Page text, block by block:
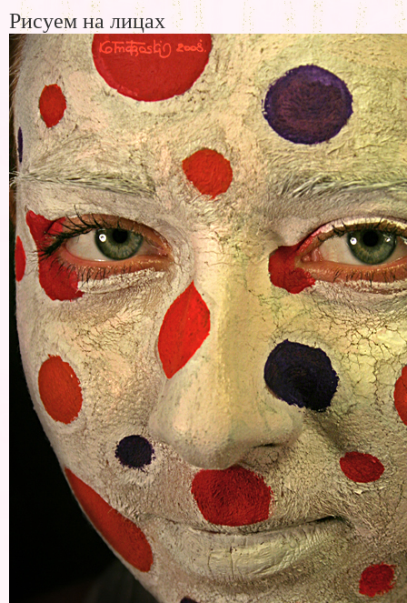
Рисуем на лицах